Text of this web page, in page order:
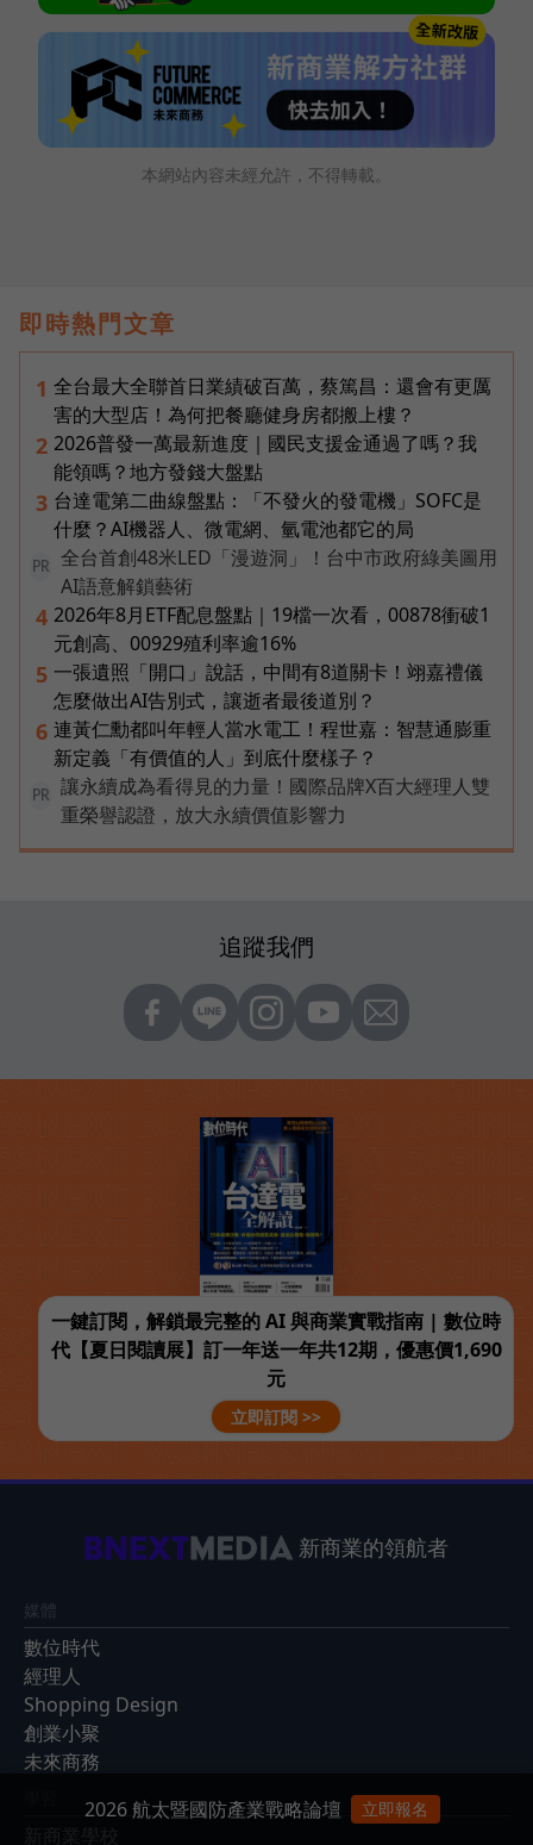
本網站內容未經允許，不得轉載。
即時熱門文章
1 全台最大全聯首日業績破百萬，蔡篤昌：還會有更厲
害的大型店！為何把餐廳健身房都搬上樓？
2 2026普發一萬最新進度｜國民支援金通過了嗎？我
能領嗎？地方發錢大盤點
3 台達電第二曲線盤點：「不發火的發電機」SOFC是
什麼？AI機器人、微電網、氫電池都它的局
PR
全台首創48米LED「漫遊洞」！台中市政府綠美圖用
AI語意解鎖藝術
4 2026年8月ETF配息盤點｜19檔一次看，00878衝破1
元創高、00929殖利率逾16%
5 一張遺照「開口」說話，中間有8道關卡！翊嘉禮儀
怎麼做出AI告別式，讓逝者最後道別？
6 連黃仁勳都叫年輕人當水電工！程世嘉：智慧通膨重
新定義「有價值的人」到底什麼樣子？
PR
讓永續成為看得見的力量！國際品牌X百大經理人雙
重榮譽認證，放大永續價值影響力
追蹤我們
一鍵訂閱，解鎖最完整的 AI 與商業實戰指南 | 數位時
代【夏日閱讀展】訂一年送一年共12期，優惠價1,690
元
立即訂閱 >>
新商業的領航者
媒體
數位時代
經理人
Shopping Design
創業小聚
未來商務
2026 航太暨國防產業戰略論壇 立即報名